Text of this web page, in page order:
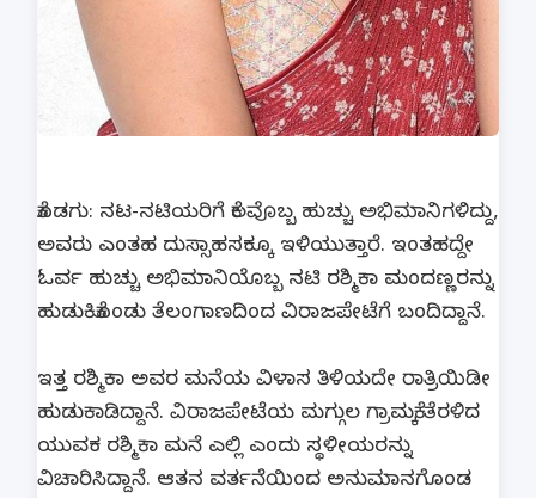
ಕೊಡಗು: ನಟ-ನಟಿಯರಿಗೆ ಕೆಲವೊಬ್ಬ ಹುಚ್ಚು ಅಭಿಮಾನಿಗಳಿದ್ದು,
ಅವರು ಎಂತಹ ದುಸ್ಸಾಹಸಕ್ಕೂ ಇಳಿಯುತ್ತಾರೆ. ಇಂತಹದ್ದೇ
ಓರ್ವ ಹುಚ್ಚು ಅಭಿಮಾನಿಯೊಬ್ಬ ನಟಿ ರಶ್ಮಿಕಾ ಮಂದಣ್ಣರನ್ನು
ಹುಡುಕಿಕೊಂಡು ತೆಲಂಗಾಣದಿಂದ ವಿರಾಜಪೇಟೆಗೆ ಬಂದಿದ್ದಾನೆ.
ಇತ್ತ ರಶ್ಮಿಕಾ ಅವರ ಮನೆಯ ವಿಳಾಸ ತಿಳಿಯದೇ ರಾತ್ರಿಯಿಡೀ
ಹುಡುಕಾಡಿದ್ದಾನೆ. ವಿರಾಜಪೇಟೆಯ ಮಗ್ಗುಲ ಗ್ರಾಮಕ್ಕೆ ತೆರಳಿದ
ಯುವಕ ರಶ್ಮಿಕಾ ಮನೆ ಎಲ್ಲಿ ಎಂದು ಸ್ಥಳೀಯರನ್ನು
ವಿಚಾರಿಸಿದ್ದಾನೆ. ಆತನ ವರ್ತನೆಯಿಂದ ಅನುಮಾನಗೊಂಡ